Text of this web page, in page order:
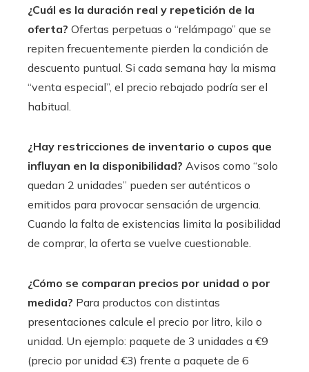
¿Cuál es la duración real y repetición de la
oferta? Ofertas perpetuas o “relámpago” que se
repiten frecuentemente pierden la condición de
descuento puntual. Si cada semana hay la misma
“venta especial”, el precio rebajado podría ser el
habitual.
¿Hay restricciones de inventario o cupos que
influyan en la disponibilidad? Avisos como “solo
quedan 2 unidades” pueden ser auténticos o
emitidos para provocar sensación de urgencia.
Cuando la falta de existencias limita la posibilidad
de comprar, la oferta se vuelve cuestionable.
¿Cómo se comparan precios por unidad o por
medida? Para productos con distintas
presentaciones calcule el precio por litro, kilo o
unidad. Un ejemplo: paquete de 3 unidades a €9
(precio por unidad €3) frente a paquete de 6